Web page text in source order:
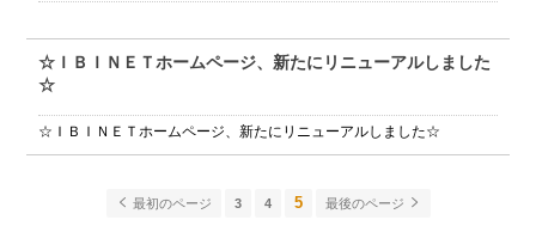
☆ＩＢＩＮＥＴホームページ、新たにリニューアルしました
☆
☆ＩＢＩＮＥＴホームページ、新たにリニューアルしました☆
最初のページ 3 4 5 最後のページ